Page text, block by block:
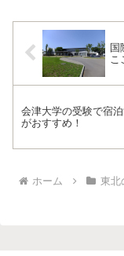
国
こ
会津大学の受験で宿
がおすすめ！
ホーム 東北